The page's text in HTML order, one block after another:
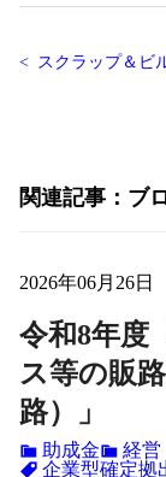
スクラップ＆ビ
関連記事 ブ
2026年06月26日
令和8年度
ス等の販
路）」
助成金
経営
企業型確定拠